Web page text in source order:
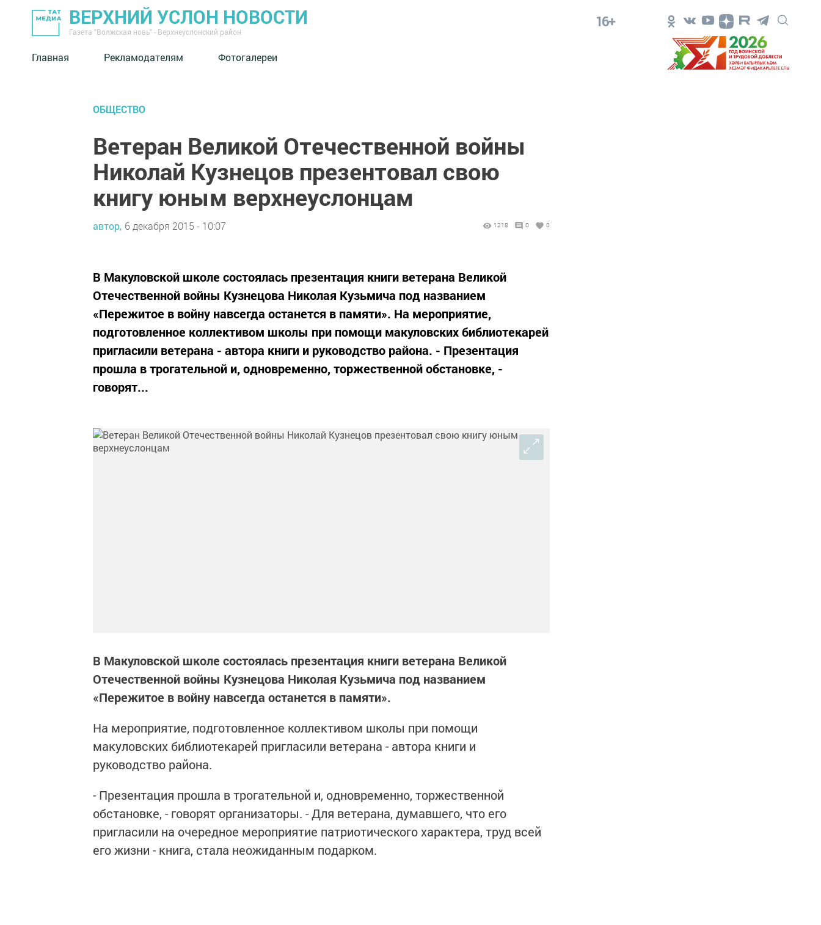
ВЕРХНИЙ УСЛОН НОВОСТИ
Газета "Волжская новь" - Верхнеуслонский район
16+
Главная Рекламодателям Фотогалереи
ОБЩЕСТВО
Ветеран Великой Отечественной войны
Николай Кузнецов презентовал свою
книгу юным верхнеуслонцам
автор, 6 декабря 2015 - 10:07 1218 0 0
В Макуловской школе состоялась презентация книги ветерана Великой
Отечественной войны Кузнецова Николая Кузьмича под названием
«Пережитое в войну навсегда останется в памяти». На мероприятие,
подготовленное коллективом школы при помощи макуловских библиотекарей
пригласили ветерана - автора книги и руководство района. - Презентация
прошла в трогательной и, одновременно, торжественной обстановке, -
говорят...
В Макуловской школе состоялась презентация книги ветерана Великой
Отечественной войны Кузнецова Николая Кузьмича под названием
«Пережитое в войну навсегда останется в памяти».
На мероприятие, подготовленное коллективом школы при помощи
макуловских библиотекарей пригласили ветерана - автора книги и
руководство района.
- Презентация прошла в трогательной и, одновременно, торжественной
обстановке, - говорят организаторы. - Для ветерана, думавшего, что его
пригласили на очередное мероприятие патриотического характера, труд всей
его жизни - книга, стала неожиданным подарком.